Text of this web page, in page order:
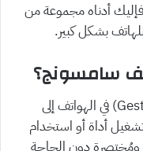
أدناه مجموعة من
بشكل كبير.
سامسونج؟
بشكل عام، يُشير مفهوم الإيماءات (Gestures) في الهواتف إلى
أداة أو استخدام
ومُختصرة دون الحاجة